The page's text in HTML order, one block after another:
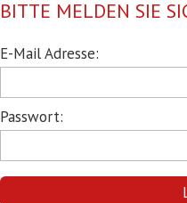
BITTE MELDEN SIE
Pflichtfeld
E-Mail Adresse:
Pflichtfeld
Passwort: